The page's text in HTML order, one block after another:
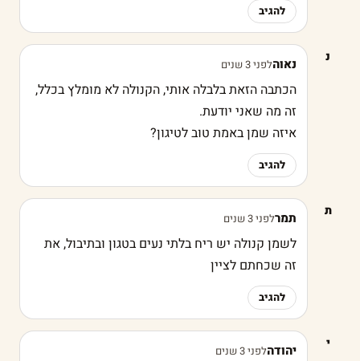
להגיב
נ נאוהלפני 3 שנים
הכתבה הזאת בלבלה אותי, הקנולה לא מומלץ בכלל,
זה מה שאני יודעת.
איזה שמן באמת טוב לטיגון?
להגיב
ת תמרלפני 3 שנים
לשמן קנולה יש ריח בלתי נעים בטגון ובתיבול, את
זה שכחתם לציין
להגיב
י יהודהלפני 3 שנים